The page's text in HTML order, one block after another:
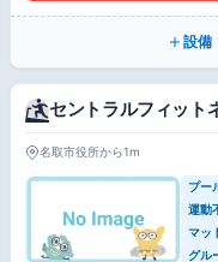
設備
セントラルフィット
名取市役所から1m
プー
運動
マッ
グル